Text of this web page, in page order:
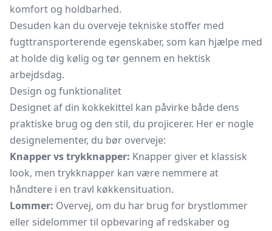
komfort og holdbarhed.
Desuden kan du overveje tekniske stoffer med
fugttransporterende egenskaber, som kan hjælpe med
at holde dig kølig og tør gennem en hektisk
arbejdsdag.
Design og funktionalitet
Designet af din kokkekittel kan påvirke både dens
praktiske brug og den stil, du projicerer. Her er nogle
designelementer, du bør overveje:
Knapper vs trykknapper: Knapper giver et klassisk
look, men trykknapper kan være nemmere at
håndtere i en travl køkkensituation.
Lommer: Overvej, om du har brug for brystlommer
eller sidelommer til opbevaring af redskaber og